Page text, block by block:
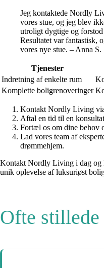
Jeg kontaktede Nordly
vores stue, og jeg blev
utroligt dygtige og
Resultatet var fantastisk,
vores nye stue. – Anna S.
Tjenester
Indretning af enkelte rum
Komplette boligrenoveringer
Kontakt Nordly Living
Aftal en tid til en
Fortæl os om dine behov
Lad vores team af
drømmehjem.
Kontakt Nordly Living i dag og
unik oplevelse af luksuriøst
Ofte stillede